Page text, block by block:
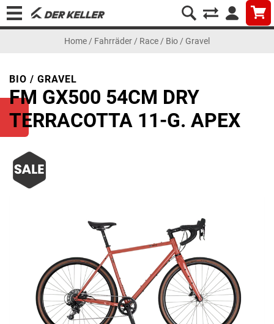
Home / Fahrräder / Race / Bio / Gravel
BIO / GRAVEL
FM GX500 54CM DRY
TERRACOTTA 11-G. APEX